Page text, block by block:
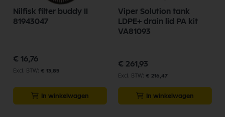
Nilfisk filter buddy II
81943047
€ 16,76
€ 13,85
In winkelwagen
Viper Solution tank
LDPE+ drain lid PA kit
VA81093
€ 261,93
€ 216,47
In winkelwagen